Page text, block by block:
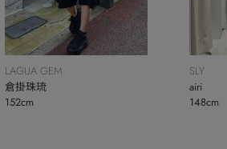
LAGUA GEM
倉掛珠琉
152cm
SLY
airi
148cm